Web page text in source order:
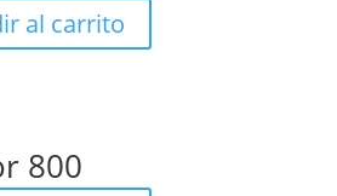
al carrito
800